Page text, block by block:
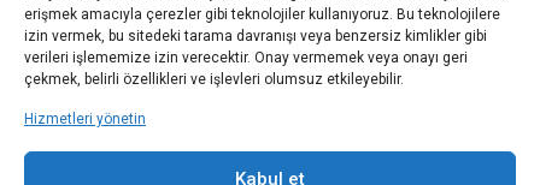
erişmek amacıyla çerezler gibi teknolojiler kullanıyoruz. Bu teknolojilere
izin vermek, bu sitedeki tarama davranışı veya benzersiz kimlikler gibi
verileri işlememize izin verecektir. Onay vermemek veya onayı geri
çekmek, belirli özellikleri ve işlevleri olumsuz etkileyebilir.
Hizmetleri yönetin
Kabul et
Gold üyelik nedir
Kariyer
İş Başvuru Formu